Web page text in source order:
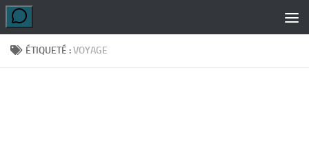
Skip to content
ÉTIQUETÉ :VOYAGE